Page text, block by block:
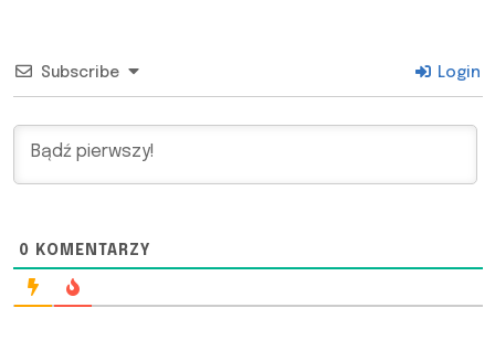
Subscribe Login
0 KOMENTARZY